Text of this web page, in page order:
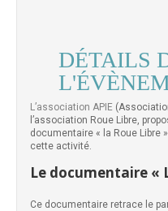
DÉTAILS
L’association APIE
l’association Roue Libre,
documentaire « la Roue Libre
cette activité.
Le documentaire «
Ce documentaire retrace le